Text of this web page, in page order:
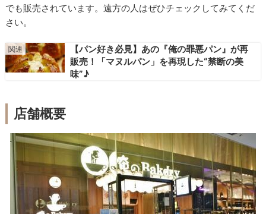
でも販売されています。遠方の人はぜひチェックしてみてくだ
さい。
【パン好き必見】あの『俺の罪悪パン』が再
販売！「マヌルパン」を再現した“禁断の美
味”♪
店舗概要